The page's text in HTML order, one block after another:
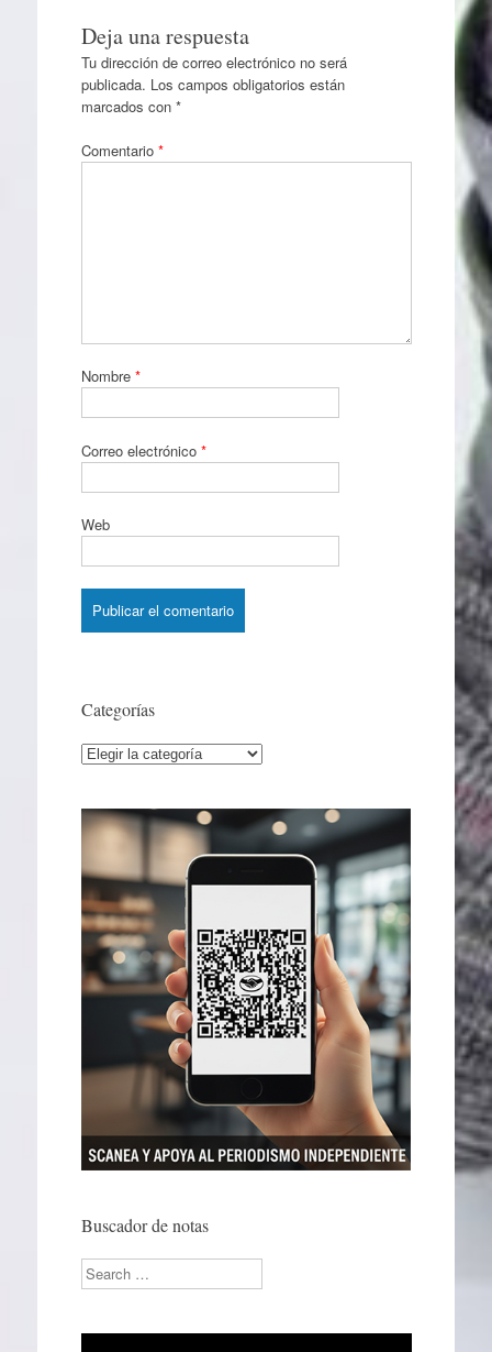
Deja una respuesta
Tu dirección de correo electrónico no será
publicada. Los campos obligatorios están
marcados con *
Comentario *
Nombre *
Correo electrónico *
Web
Categorías
Categorías
Buscador de notas
Search